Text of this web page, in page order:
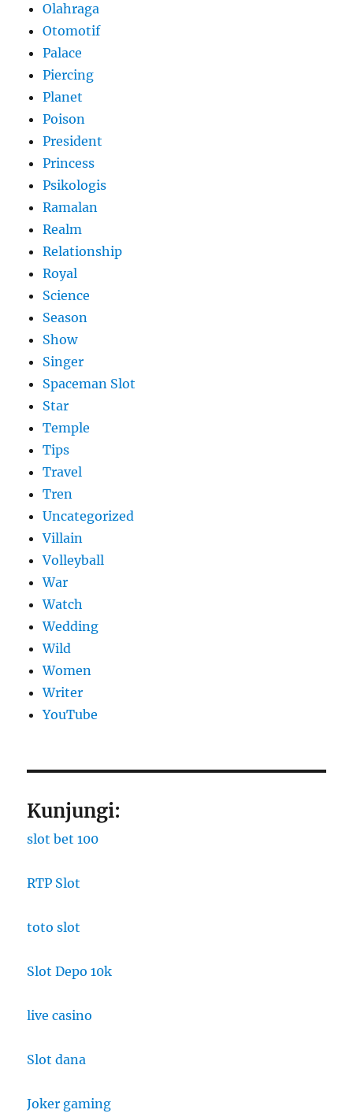
Olahraga
Otomotif
Palace
Piercing
Planet
Poison
President
Princess
Psikologis
Ramalan
Realm
Relationship
Royal
Science
Season
Show
Singer
Spaceman Slot
Star
Temple
Tips
Travel
Tren
Uncategorized
Villain
Volleyball
War
Watch
Wedding
Wild
Women
Writer
YouTube
Kunjungi:
slot bet 100
RTP Slot
toto slot
Slot Depo 10k
live casino
Slot dana
Joker gaming